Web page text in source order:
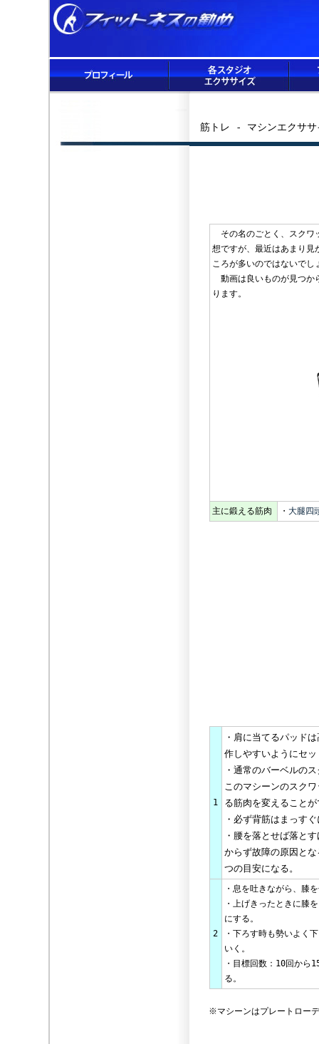
筋トレ - マシンエクサ
その名のごとく、スクワ
想ですが、最近はあまり見
ころが多いのではないで
動画は良いものが見つか
ります。
主に鍛える筋肉 ・ 大腿四
1
・肩に当てるパッド
作しやすいようにセッ
・通常のバーベルの
このマシーンのスク
る筋肉を変えること
・必ず背筋はまっす
・腰を落とせば落と
からず故障の原因と
つの目安になる。
2
・息を吐きながら、膝
・上げきったときに膝
にする。
・下ろす時も勢いよく
いく。
・目標回数：10回から
る。
※マシーンはプレートロー